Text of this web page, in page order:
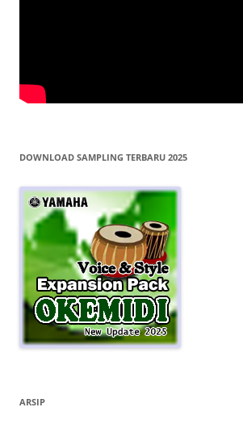
DOWNLOAD SAMPLING TERBARU 2025
ARSIP